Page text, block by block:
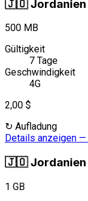
🇯🇴 Jordanien
500 MB
Gültigkeit
7 Tage
Geschwindigkeit
4G
2,00 $
↻ Aufladung
Details anzeigen —
🇯🇴 Jordanien
1 GB